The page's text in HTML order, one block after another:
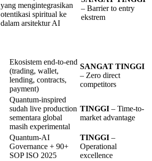
– Barrier to entry
ekstrem
yang mengintegrasikan
otentikasi spiritual ke
dalam arsitektur AI
Ekosistem end-to-end
(trading, wallet,
lending, contracts,
payment)
SANGAT TINGGI
– Zero direct
competitors
Quantum-inspired
sudah live production
sementara global
masih experimental
TINGGI – Time-to-
market advantage
Quantum-AI
Governance + 90+
SOP ISO 2025
TINGGI –
Operational
excellence